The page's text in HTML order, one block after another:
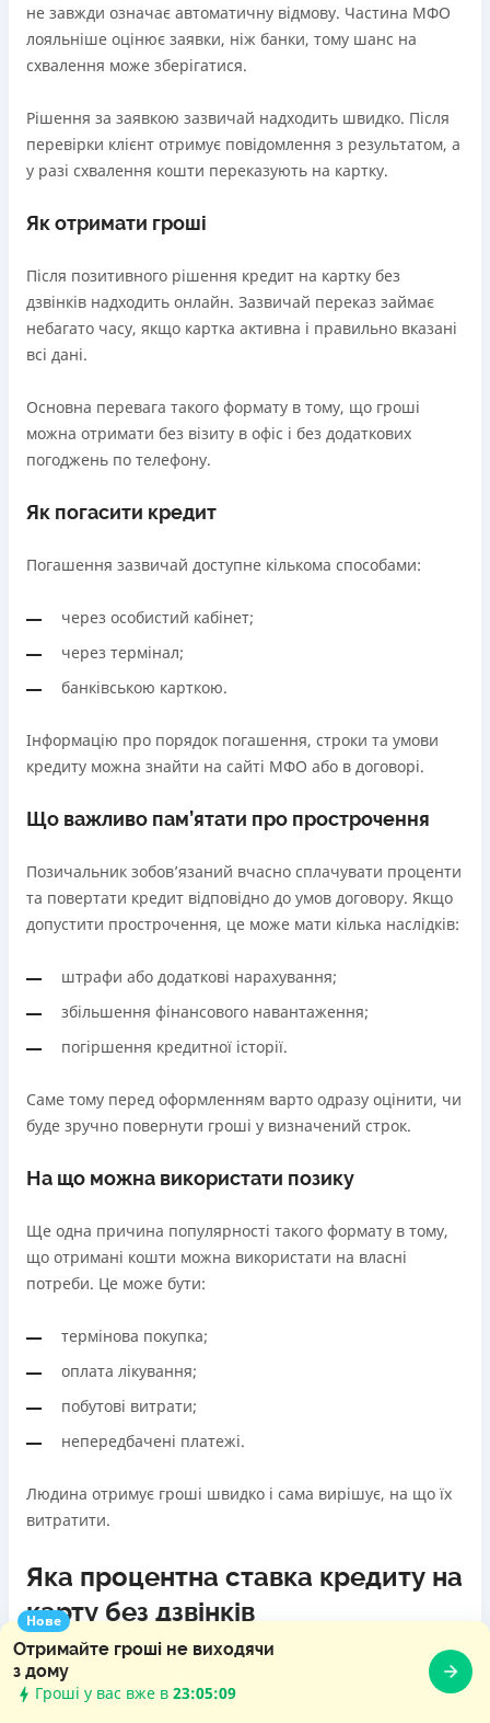
Нове
Отримайте гроші не виходячи
з дому
Гроші у вас вже в 23:05:10
не завжди означає автоматичну відмову. Частина МФО
лояльніше оцінює заявки, ніж банки, тому шанс на
схвалення може зберігатися.
Рішення за заявкою зазвичай надходить швидко. Після
перевірки клієнт отримує повідомлення з результатом, а
у разі схвалення кошти переказують на картку.
Як отримати гроші
Після позитивного рішення кредит на картку без
дзвінків надходить онлайн. Зазвичай переказ займає
небагато часу, якщо картка активна і правильно вказані
всі дані.
Основна перевага такого формату в тому, що гроші
можна отримати без візиту в офіс і без додаткових
погоджень по телефону.
Як погасити кредит
Погашення зазвичай доступне кількома способами:
через особистий кабінет;
через термінал;
банківською карткою.
Інформацію про порядок погашення, строки та умови
кредиту можна знайти на сайті МФО або в договорі.
Що важливо пам’ятати про прострочення
Позичальник зобов’язаний вчасно сплачувати проценти
та повертати кредит відповідно до умов договору. Якщо
допустити прострочення, це може мати кілька наслідків:
штрафи або додаткові нарахування;
збільшення фінансового навантаження;
погіршення кредитної історії.
Саме тому перед оформленням варто одразу оцінити, чи
буде зручно повернути гроші у визначений строк.
На що можна використати позику
Ще одна причина популярності такого формату в тому,
що отримані кошти можна використати на власні
потреби. Це може бути:
термінова покупка;
оплата лікування;
побутові витрати;
непередбачені платежі.
Людина отримує гроші швидко і сама вирішує, на що їх
витратити.
Яка процентна ставка кредиту на
карту без дзвінків
Річ у тому, що кредит без дзвінків і фото розрахований